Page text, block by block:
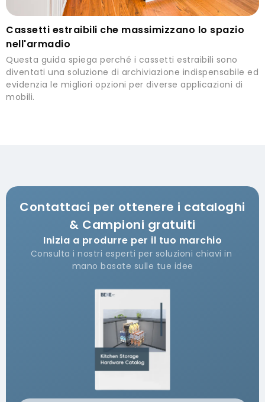
Cassetti estraibili che massimizzano lo spazio
nell'armadio
Questa guida spiega perché i cassetti estraibili sono
diventati una soluzione di archiviazione indispensabile ed
evidenzia le migliori opzioni per diverse applicazioni di
mobili.
Contattaci per ottenere i cataloghi
& Campioni gratuiti
Inizia a produrre per il tuo marchio
Consulta i nostri esperti per soluzioni chiavi in ​​
mano basate sulle tue idee